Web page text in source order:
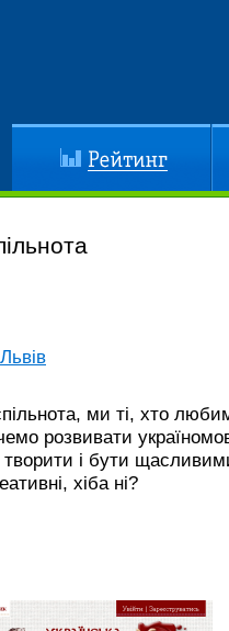
Рейтинг
ми ті, хто
розвивати
творити і бути
хіба ні?